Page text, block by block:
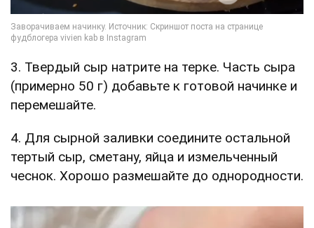
3. Твердый сыр натрите на терке. Часть сыра
(примерно 50 г) добавьте к готовой начинке и
перемешайте.
4. Для сырной заливки соедините остальной
тертый сыр, сметану, яйца и измельченный
чеснок. Хорошо размешайте до однородности.